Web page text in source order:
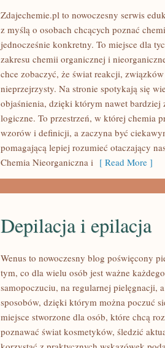
Zdajechemie.pl to nowoczesny serwis
z myślą o osobach chcących poznać
jednocześnie konkretny. To miejsce dla
zakresu chemii organicznej i
chce zobaczyć, że świat reakcji,
nieprzejrzysty. Na stronie spotykają się
objaśnienia, dzięki którym nawet bardziej
logiczne. To przestrzeń, w której chemia
wzorów i definicji, a zaczyna być
pomagającą lepiej rozumieć otaczający
Chemia Nieorganiczna i [ Read More ]
Depilacja i epilacja
Wenus to nowoczesny blog poświęcony
tym, co dla wielu osób jest ważne
samopoczuciu, na regularnej pielęgnacji,
sposobów, dzięki którym można poczuć
miejsce stworzone dla osób, które chcą
poznawać świat kosmetyków, śledzić